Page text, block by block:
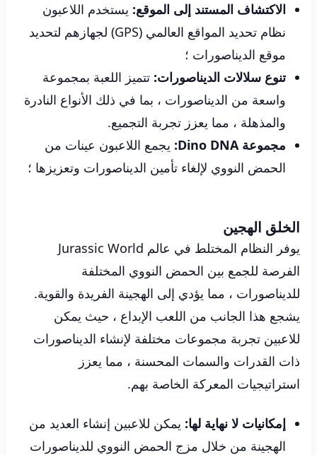
الاكتشاف المستند إلى الموقع: يستخدم اللاعبون
نظام تحديد المواقع العالمي (GPS) لجهازهم لتحديد
موقع الديناصورات ؛
تنوع سلالات الديناصورات: تتميز اللعبة بمجموعة
واسعة من الديناصورات ، بما في ذلك الأنواع النادرة
والمذهلة ، مما يعزز تجربة التجميع.
مجموعة Dino DNA:
يجمع اللاعبون عينات من
الحمض النووي لإلغاء تأمين الديناصورات وتعزيزها ؛
الخلق الهجين
يوفر النظام المختلط في عالم Jurassic World
الفرصة للجمع بين الحمض النووي المختلفة
للديناصورات ، مما يؤدي إلى الهجينة الفريدة والقوية.
يشجع هذا الجانب من اللعب الإبداع ، حيث يمكن
للاعبين تجربة مجموعات مختلفة لإنشاء الديناصورات
ذات القدرات والسمات المحسنة ، مما يعزز
استراتيجيات المعركة الخاصة بهم.
إمكانيات لا نهاية لها: يمكن للاعبين إنشاء العديد من
الهجينة من خلال مزج الحمض النووي للديناصورات